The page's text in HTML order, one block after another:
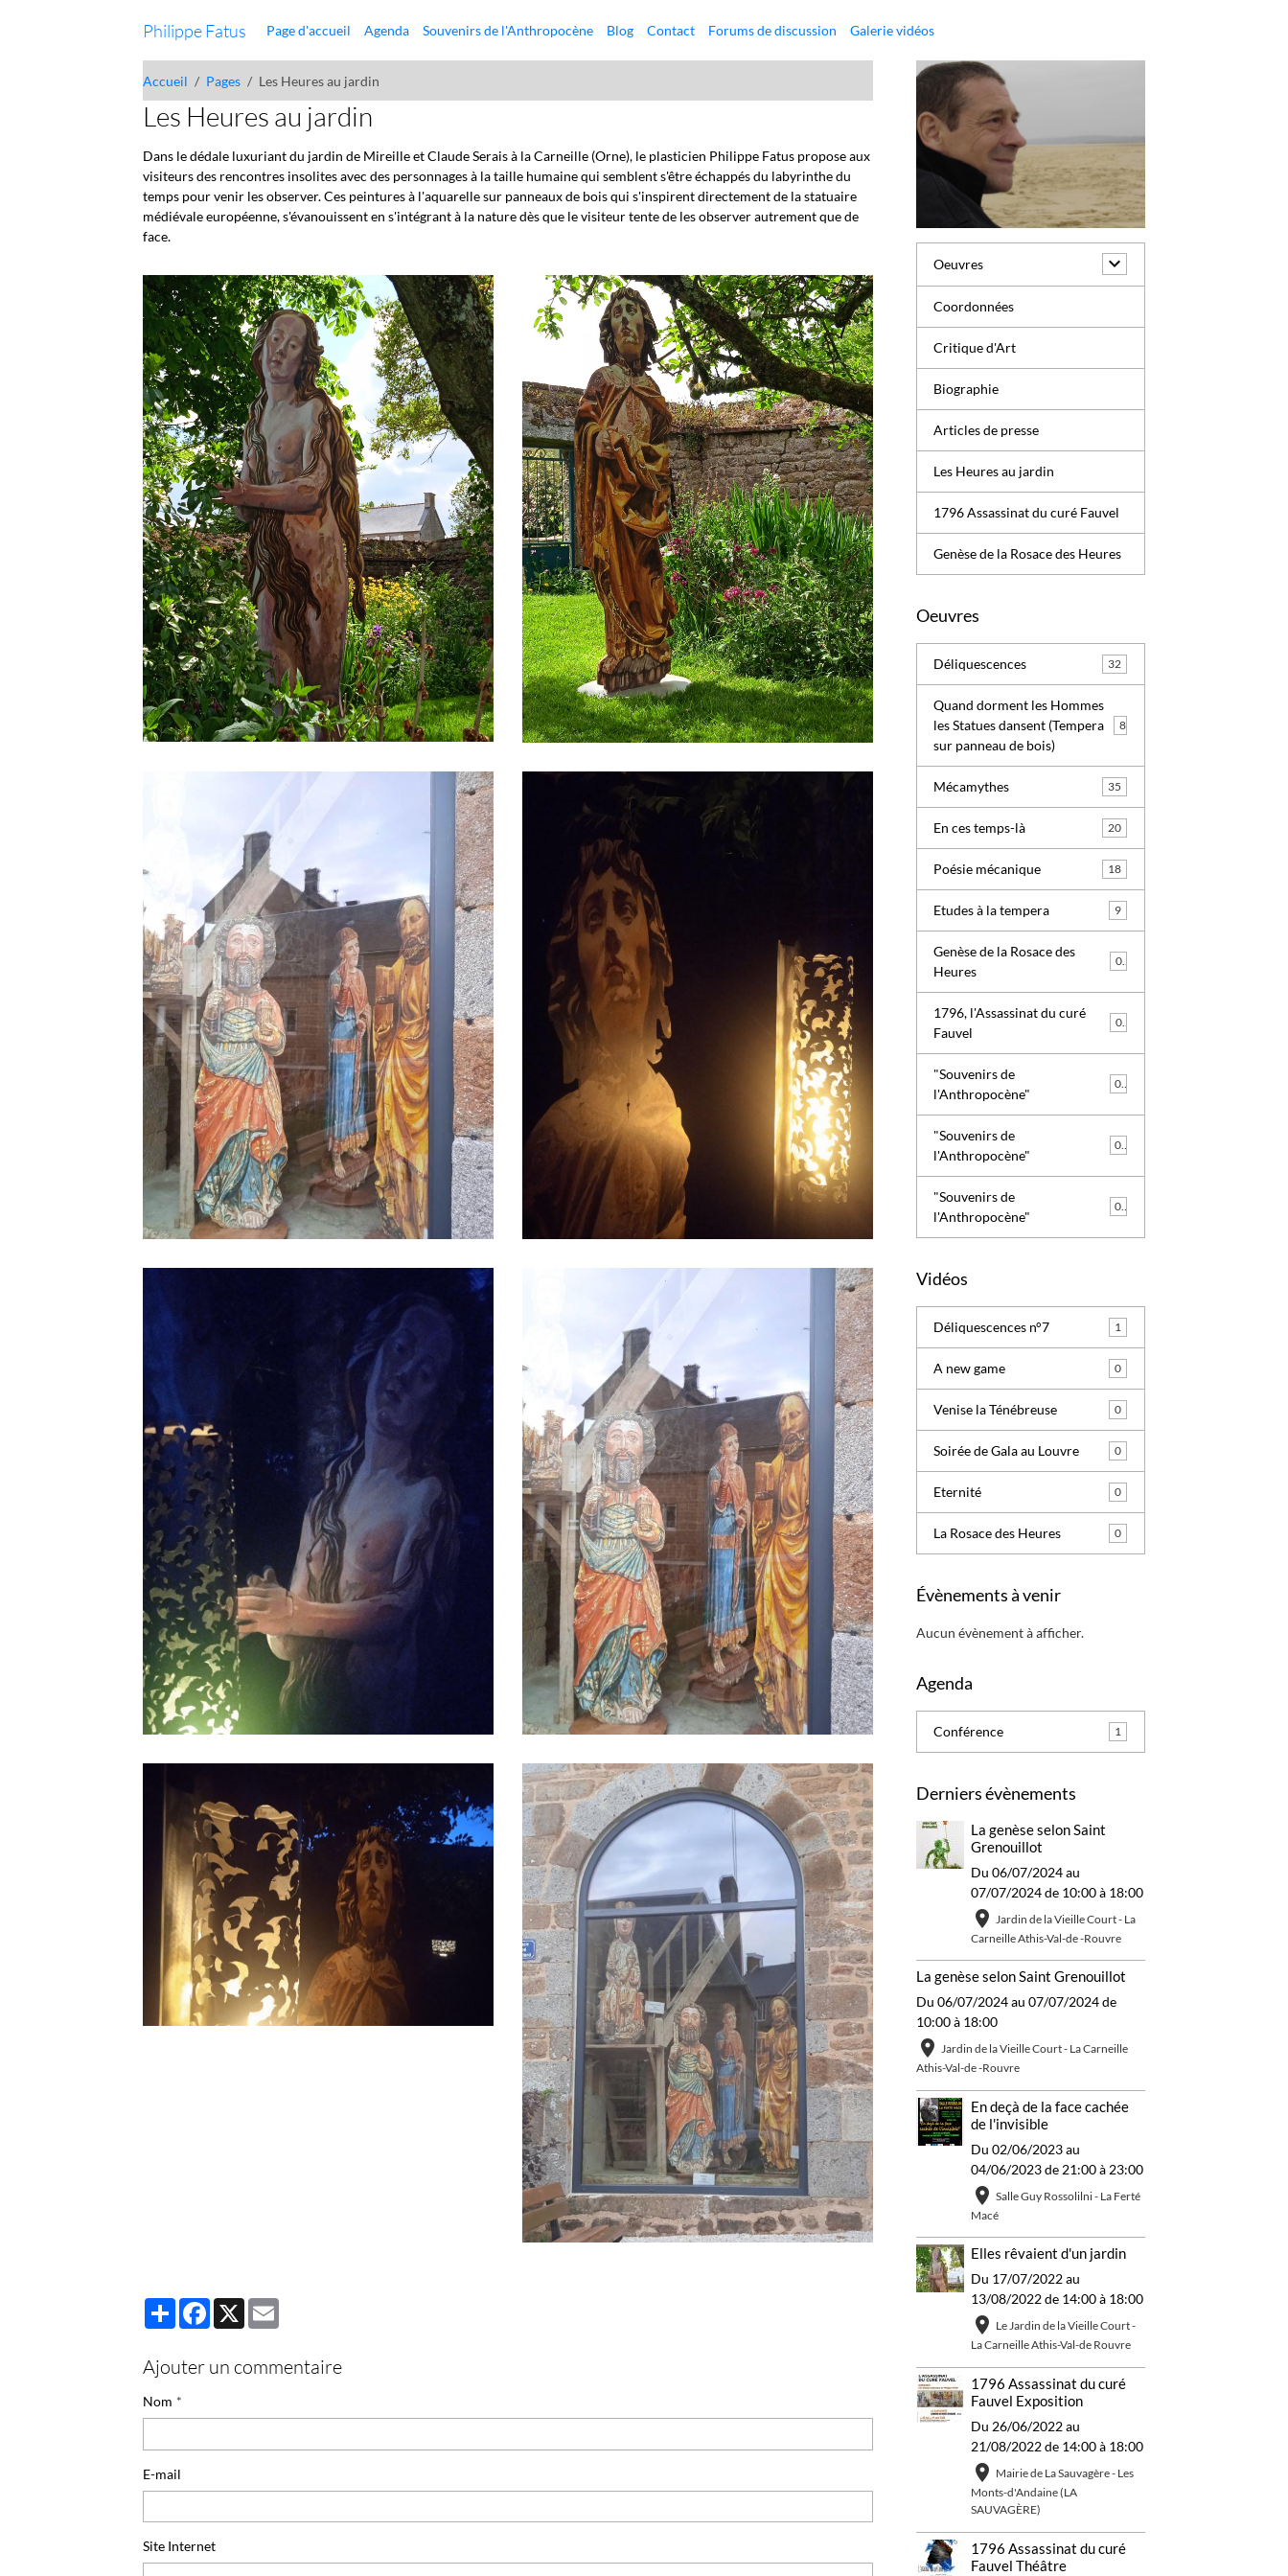
Philippe Fatus Page d'accueil Agenda Souvenirs de l'Anthropocène Blog Contact Forums de discussion Galerie vidéos
Accueil Pages Les Heures au jardin
Les Heures au jardin
Dans le dédale luxuriant du jardin de Mireille et Claude Serais à la Carneille (Orne), le plasticien Philippe Fatus propose aux
visiteurs des rencontres insolites avec des personnages à la taille humaine qui semblent s'être échappés du labyrinthe du
temps pour venir les observer. Ces peintures à l'aquarelle sur panneaux de bois qui s'inspirent directement de la statuaire
médiévale européenne, s'évanouissent en s'intégrant à la nature dès que le visiteur tente de les observer autrement que de
face.
PartagerFacebook
X
Ajouter un commentaire
Nom
E-mail
Site Internet
Oeuvres
Coordonnées
Critique d'Art
Biographie
Articles de presse
Les Heures au jardin
1796 Assassinat du curé Fauvel
Genèse de la Rosace des Heures
Oeuvres
Déliquescences 32
Quand dorment les Hommes
les Statues dansent (Tempera
sur panneau de bois)
8
Mécamythes 35
En ces temps-là 20
Poésie mécanique 18
Etudes à la tempera 9
Genèse de la Rosace des
Heures
0
1796, l'Assassinat du curé
Fauvel
0
"Souvenirs de
l'Anthropocène"
0
"Souvenirs de
l'Anthropocène"
0
"Souvenirs de
l'Anthropocène"
0
Vidéos
Déliquescences n°7 1
A new game 0
Venise la Ténébreuse 0
Soirée de Gala au Louvre 0
Eternité 0
La Rosace des Heures 0
Évènements à venir
Aucun évènement à afficher.
Agenda
Conférence 1
Derniers évènements
La genèse selon Saint
Grenouillot
Du 06/07/2024au
07/07/2024de 10:00à 18:00
Jardin de la Vieille Court - La
Carneille Athis-Val-de -Rouvre
La genèse selon Saint Grenouillot
Du 06/07/2024au 07/07/2024de
10:00à 18:00
Jardin de la Vieille Court - La Carneille
Athis-Val-de -Rouvre
En deçà de la face cachée
de l'invisible
Du 02/06/2023au
04/06/2023de 21:00à 23:00
Salle Guy Rossolilni - La Ferté
Macé
Elles rêvaient d'un jardin
Du 17/07/2022au
13/08/2022de 14:00à 18:00
Le Jardin de la Vieille Court -
La Carneille Athis-Val-de Rouvre
1796 Assassinat du curé
Fauvel Exposition
Du 26/06/2022au
21/08/2022de 14:00à 18:00
Mairie de La Sauvagère - Les
Monts-d'Andaine (LA
SAUVAGÈRE)
1796 Assassinat du curé
Fauvel Théâtre